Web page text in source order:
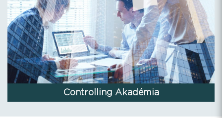
Controlling Akadémia